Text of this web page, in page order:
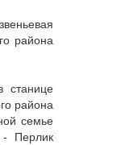
района
станице
района
семье
Перлик